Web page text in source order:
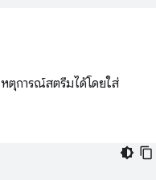
ตุการณ์สตรีมได้โดยใส่